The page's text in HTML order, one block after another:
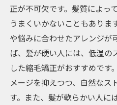
正が不可欠です。髪質によっ
うまくいかないこともありま
や悩みに合わせたアレンジが
ば、髪が硬い人には、低温の
した縮毛矯正がおすすめです
メージを抑えつつ、自然なス
す。また、髪が軟らかい人に